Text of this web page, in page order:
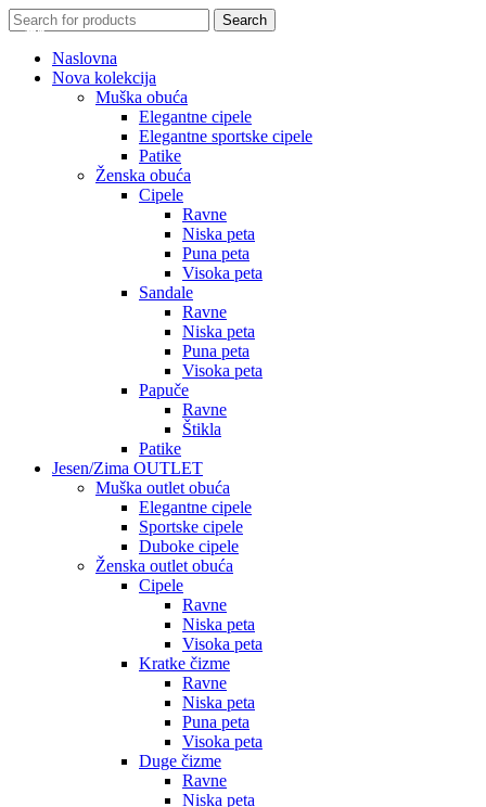
Search for: Search
Naslovna
Nova kolekcija
Muška obuća
Elegantne cipele
Elegantne sportske cipele
Patike
Ženska obuća
Cipele
Ravne
Niska peta
Puna peta
Visoka peta
Sandale
Ravne
Niska peta
Puna peta
Visoka peta
Papuče
Ravne
Štikla
Patike
Jesen/Zima OUTLET
Muška outlet obuća
Elegantne cipele
Sportske cipele
Duboke cipele
Ženska outlet obuća
Cipele
Ravne
Niska peta
Visoka peta
Kratke čizme
Ravne
Niska peta
Puna peta
Visoka peta
Duge čizme
Ravne
Niska peta
-50%
-24%
-18%
-18%
-24%
-29%
-24%